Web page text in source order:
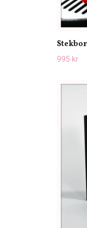
995 kr